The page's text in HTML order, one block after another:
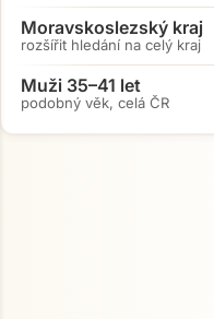
Moravskoslezský kraj
rozšířit hledání na celý kraj
Muži 35–41 let
podobný věk, celá ČR